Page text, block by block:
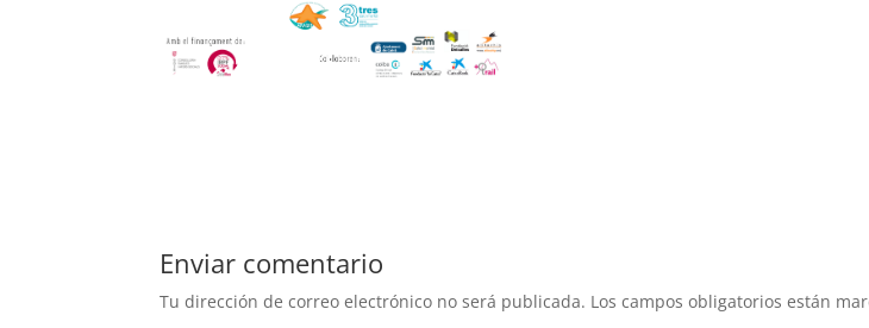
Enviar comentario
Tu dirección de correo electrónico no será publicada. Los campos obligatorios están